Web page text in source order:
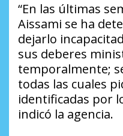
“En las últimas
Aissami se ha
dejarlo
sus deberes
temporalmente;
todas las cuales
identificadas por
indicó la agencia.